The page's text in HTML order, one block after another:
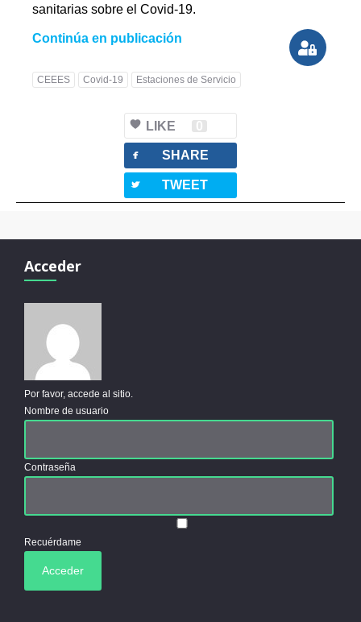
sanitarias sobre el Covid-19.
Continúa en publicación
CEEES Covid-19 Estaciones de Servicio
LIKE 0
facebook SHARE
twitterbird TWEET
Acceder
Por favor, accede al sitio.
Nombre de usuario
Contraseña
Recuérdame